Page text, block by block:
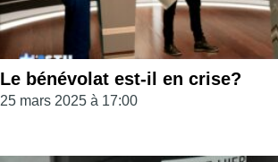
Le bénévolat est-il en crise?
25 mars 2025 à 17:00